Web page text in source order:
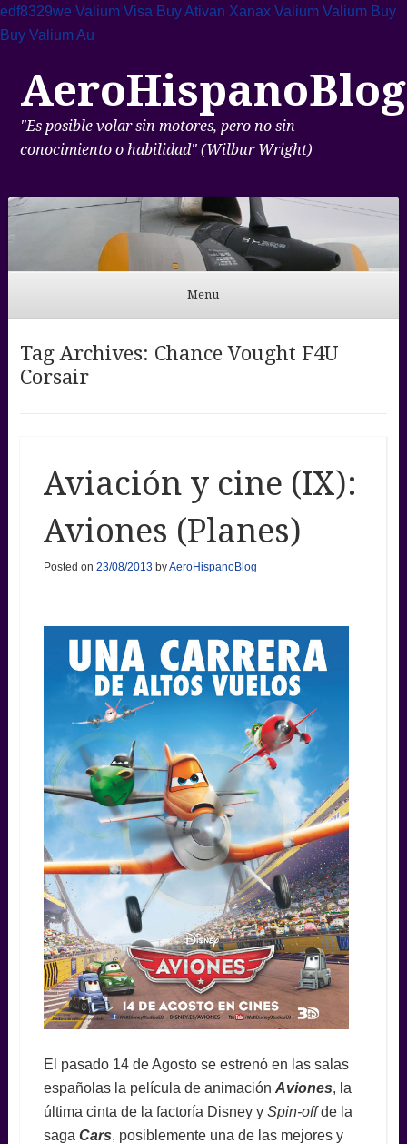
edf8329we Valium Visa Buy Ativan Xanax Valium Valium Buy
Buy Valium Au
AeroHispanoBlog
"Es posible volar sin motores, pero no sin
conocimiento o habilidad" (Wilbur Wright)
Menu
Tag Archives: Chance Vought F4U
Corsair
Aviación y cine (IX):
Aviones (Planes)
Posted on 23/08/2013 byAeroHispanoBlog
El pasado 14 de Agosto se estrenó en las salas
españolas la película de animación Aviones, la
última cinta de la factoría Disney ySpin-offde la
saga Cars, posiblemente una de las mejores y